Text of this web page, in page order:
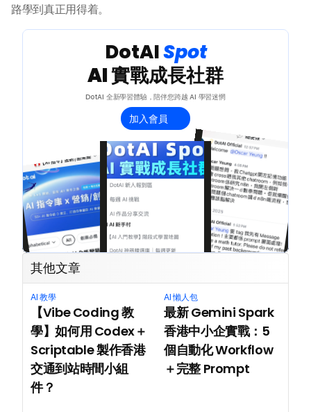
路學到真正用得着。
DotAI Spot
AI 實戰成長社群
DotAI 全新學習體驗，陪伴您跨越 AI 學習迷惘
加入會員
其他文章
AI 教學
【Vibe Coding 教
學】如何用 Codex＋
Scriptable 製作香港
交通到站時間小組
件？
AI 懶人包
最新 Gemini Spark
香港中小企實戰：5
個自動化 Workflow
＋完整 Prompt